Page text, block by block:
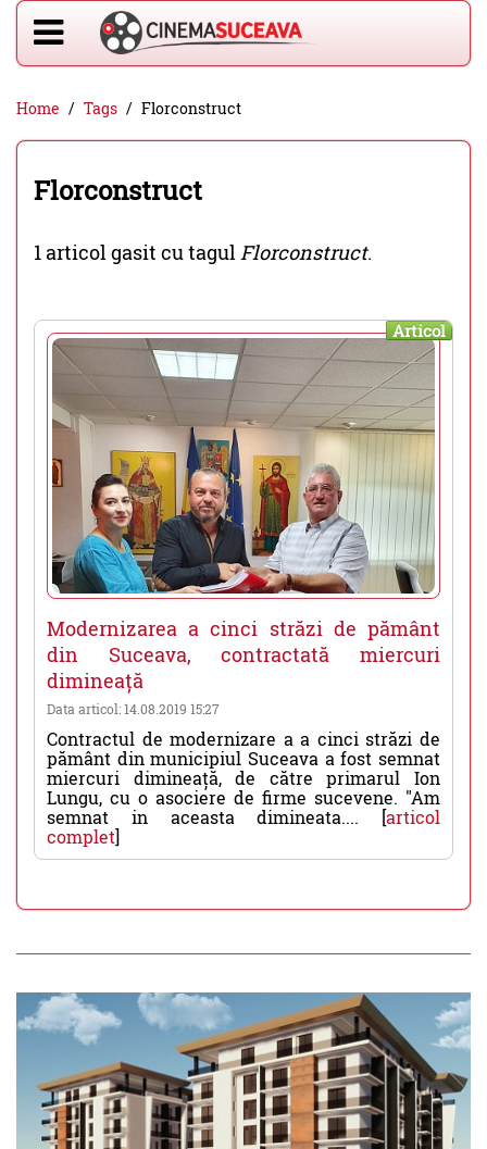
Home Tags Florconstruct
Florconstruct
1 articol gasit cu tagulFlorconstruct.
Articol
Modernizarea a cinci străzi de pământ
din Suceava, contractată miercuri
dimineață
Data articol: 14.08.2019 15:27
Contractul de modernizare a a cinci străzi de
pământ din municipiul Suceava a fost semnat
miercuri dimineață, de către primarul Ion
Lungu, cu o asociere de firme sucevene. "Am
semnat in aceasta dimineata.... [articol
complet]